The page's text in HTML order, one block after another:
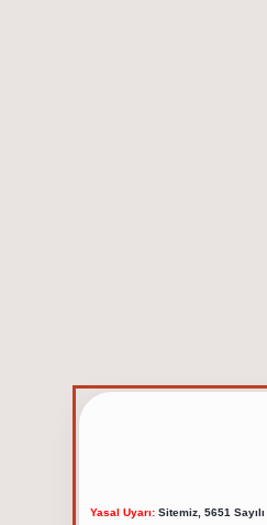
Yasal Uyarı:Sitemiz, 5651